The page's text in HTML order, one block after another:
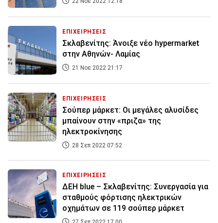
ΕΠΙΧΕΙΡΗΣΕΙΣ
Σκλαβενίτης: Άνοιξε νέο hypermarket
στην Αθηνών- Λαμίας
21 Νοε 2022 21:17
ΕΠΙΧΕΙΡΗΣΕΙΣ
Σούπερ μάρκετ: Οι μεγάλες αλυσίδες
μπαίνουν στην «πριζα» της
ηλεκτροκίνησης
28 Σεπ 2022 07:52
ΕΠΙΧΕΙΡΗΣΕΙΣ
ΔΕΗ blue – Σκλαβενίτης: Συνεργασία για
σταθμούς φόρτισης ηλεκτρικών
οχημάτων σε 119 σούπερ μάρκετ